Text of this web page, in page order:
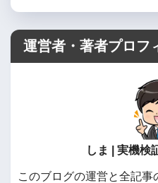
運営者・著者プロフ
しま | 実機検
このブログの運営と全記